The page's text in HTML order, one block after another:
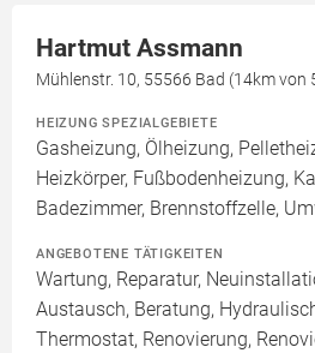
Hartmut Assmann
Mühlenstr. 10, 55566 Bad (14km von
HEIZUNG SPEZIALGEBIETE
Gasheizung, Ölheizung,
Heizkörper, Fußbodenheizung,
Badezimmer, Brennstoffzelle,
ANGEBOTENE TÄTIGKEITEN
Wartung, Reparatur,
Austausch, Beratung,
Thermostat, Renovierung,